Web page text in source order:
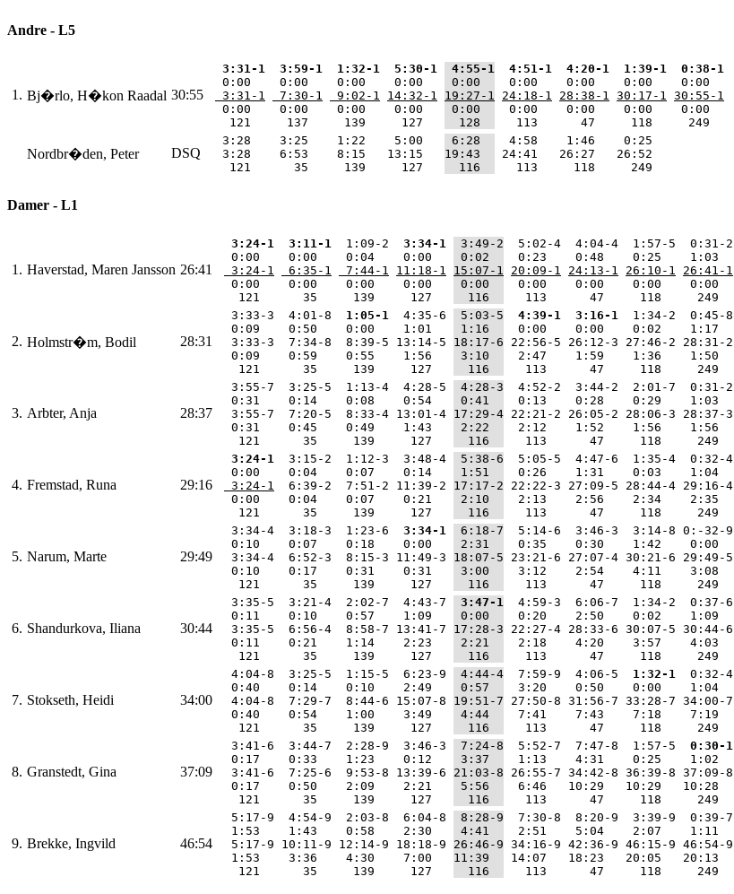
Andre - L5
1. Bj�rlo, H�kon Raadal 30:55
3:31-1 3:59-1 1:32-1 5:30-1 4:55-1 4:51-1 4:20-1 1:39-1
0:38-1
  0:00    0:00    0:00    0:00
0:00
  0:00    0:00    0:00    0:00
3:31-1
7:30-1 9:02-1 14:32-1 19:27-1 24:18-1 28:38-1 30:17-1
30:55-1
  0:00    0:00    0:00    0:00
0:00
  0:00    0:00    0:00    0:00
   121     137     139     127
  128
   113      47     118     249
Nordbr�den, Peter DSQ
  3:28    3:25    1:22    5:00
6:28
  4:58    1:46    0:25
  3:28    6:53    8:15   13:15
19:43
24:41   26:27   26:52
   121      35     139     127
  116
   113     118     249
Damer - L1
1. Haverstad, Maren Jansson 26:41
3:24-1 3:11-1
  1:09-2
3:34-1 3:49-2
  5:02-4  4:04-4  1:57-5  0:31-2
  0:00    0:00    0:04    0:00
0:02
  0:23    0:48    0:25    1:03
3:24-1
6:35-1 7:44-1 11:18-1 15:07-1 20:09-1 24:13-1 26:10-1
26:41-1
  0:00    0:00    0:00    0:00
0:00
  0:00    0:00    0:00    0:00
   121      35     139     127
  116
   113      47     118     249
2. Holmstr�m, Bodil 28:31
  3:33-3  4:01-8
1:05-1
  4:35-6
5:03-5 4:39-1 3:16-1
  1:34-2  0:45-8
  0:09    0:50    0:00    1:01
1:16
  0:00    0:00    0:02    1:17
  3:33-3  7:34-8  8:39-5 13:14-5
18:17-6 22:56-5 26:12-3 27:46-2 28:31-2
  0:09    0:59    0:55    1:56
3:10
  2:47    1:59    1:36    1:50
   121      35     139     127
  116
   113      47     118     249
3. Arbter, Anja 28:37
  3:55-7  3:25-5  1:13-4  4:28-5
4:28-3
  4:52-2  3:44-2  2:01-7  0:31-2
  0:31    0:14    0:08    0:54
0:41
  0:13    0:28    0:29    1:03
  3:55-7  7:20-5  8:33-4 13:01-4
17:29-4 22:21-2 26:05-2 28:06-3 28:37-3
  0:31    0:45    0:49    1:43
2:22
  2:12    1:52    1:56    1:56
   121      35     139     127
  116
   113      47     118     249
4. Fremstad, Runa 29:16
3:24-1
  3:15-2  1:12-3  3:48-4
5:38-6
  5:05-5  4:47-6  1:35-4  0:32-4
  0:00    0:04    0:07    0:14
1:51
  0:26    1:31    0:03    1:04
3:24-1
  6:39-2  7:51-2 11:39-2
17:17-2 22:22-3 27:09-5 28:44-4 29:16-4
  0:00    0:04    0:07    0:21
2:10
  2:13    2:56    2:34    2:35
   121      35     139     127
  116
   113      47     118     249
5. Narum, Marte 29:49
  3:34-4  3:18-3  1:23-6
3:34-1 6:18-7
  5:14-6  3:46-3  3:14-8 0:-32-9
  0:10    0:07    0:18    0:00
2:31
  0:35    0:30    1:42    0:00
  3:34-4  6:52-3  8:15-3 11:49-3
18:07-5 23:21-6 27:07-4 30:21-6 29:49-5
  0:10    0:17    0:31    0:31
3:00
  3:12    2:54    4:11    3:08
   121      35     139     127
  116
   113      47     118     249
6. Shandurkova, Iliana 30:44
  3:35-5  3:21-4  2:02-7  4:43-7
3:47-1
  4:59-3  6:06-7  1:34-2  0:37-6
  0:11    0:10    0:57    1:09
0:00
  0:20    2:50    0:02    1:09
  3:35-5  6:56-4  8:58-7 13:41-7
17:28-3 22:27-4 28:33-6 30:07-5 30:44-6
  0:11    0:21    1:14    2:23
2:21
  2:18    4:20    3:57    4:03
   121      35     139     127
  116
   113      47     118     249
7. Stokseth, Heidi 34:00
  4:04-8  3:25-5  1:15-5  6:23-9
4:44-4
  7:59-9  4:06-5
1:32-1
  0:32-4
  0:40    0:14    0:10    2:49
0:57
  3:20    0:50    0:00    1:04
  4:04-8  7:29-7  8:44-6 15:07-8
19:51-7 27:50-8 31:56-7 33:28-7 34:00-7
  0:40    0:54    1:00    3:49
4:44
  7:41    7:43    7:18    7:19
   121      35     139     127
  116
   113      47     118     249
8. Granstedt, Gina 37:09
  3:41-6  3:44-7  2:28-9  3:46-3
7:24-8
  5:52-7  7:47-8  1:57-5
0:30-1
  0:17    0:33    1:23    0:12
3:37
  1:13    4:31    0:25    1:02
  3:41-6  7:25-6  9:53-8 13:39-6
21:03-8 26:55-7 34:42-8 36:39-8 37:09-8
  0:17    0:50    2:09    2:21
5:56
  6:46   10:29   10:29   10:28
   121      35     139     127
  116
   113      47     118     249
9. Brekke, Ingvild 46:54
  5:17-9  4:54-9  2:03-8  6:04-8
8:28-9
  7:30-8  8:20-9  3:39-9  0:39-7
  1:53    1:43    0:58    2:30
4:41
  2:51    5:04    2:07    1:11
  5:17-9 10:11-9 12:14-9 18:18-9
26:46-9 34:16-9 42:36-9 46:15-9 46:54-9
  1:53    3:36    4:30    7:00
11:39
14:07   18:23   20:05   20:13
   121      35     139     127
  116
   113      47     118     249